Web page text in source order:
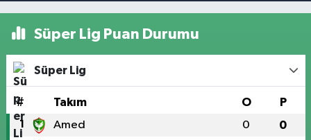
Süper Lig Puan Durumu
Süper Lig
# Takım O P
1 Amed 0 0